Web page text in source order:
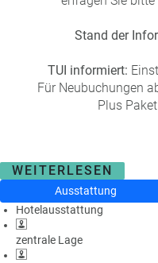
Stand der
TUI informiert:
Für Neubuchungen
Plus
WEITERLESEN
Ausstattung
Hotelausstattung
zentrale Lage